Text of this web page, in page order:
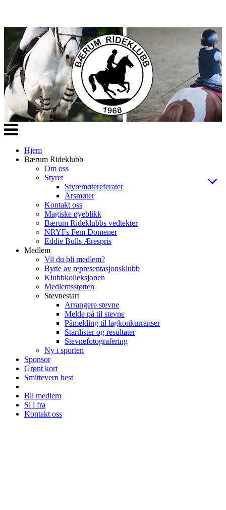
Veksle
navigasjon
Hjem
Bærum Rideklubb
Om oss
Styret
Styremøtereferater
Årsmøter
Kontakt oss
Magiske øyeblikk
Bærum Rideklubbs vedtekter
NRYFs Fem Domener
Eddie Bulls Ærespris
Medlem
Vil du bli medlem?
Bytte av representasjonsklubb
Klubbkolleksjonen
Medlemsstøtten
Stevnestart
Arrangere stevne
Melde på til stevne
Påmelding til lagkonkurranser
Startlister og resultater
Stevnefotografering
Ny i sporten
Sponsor
Grønt kort
Smittevern hest
Bli medlem
Si i fra
Kontakt oss